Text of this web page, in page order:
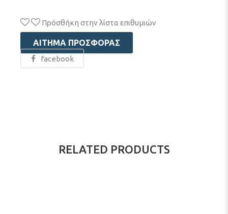
Πρόσθήκη στην λίστα επιθυμιών
ΑΊΤΗΜΑ ΠΡΟΣΦΟΡΆΣ
facebook
RELATED PRODUCTS